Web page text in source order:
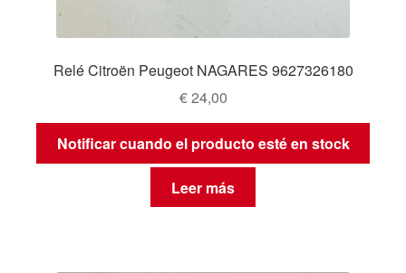
Relé Citroën Peugeot NAGARES 9627326180
€24,00
Notificar cuando el producto esté en stock
Leer más